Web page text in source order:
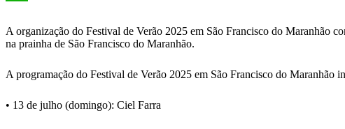
A organização do Festival de Verão 2025 em São Francisco do Maranhão
na prainha de São Francisco do Maranhão.
A programação do Festival de Verão 2025 em São Francisco do Maranhão
• 13 de julho (domingo): Ciel Farra